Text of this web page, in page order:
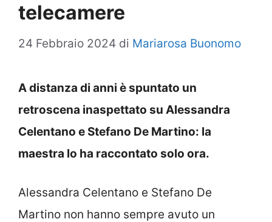
telecamere
24 Febbraio 2024 di Mariarosa Buonomo
A distanza di anni è spuntato un
retroscena inaspettato su Alessandra
Celentano e Stefano De Martino: la
maestra lo ha raccontato solo ora.
Alessandra Celentano e Stefano De
Martino non hanno sempre avuto un